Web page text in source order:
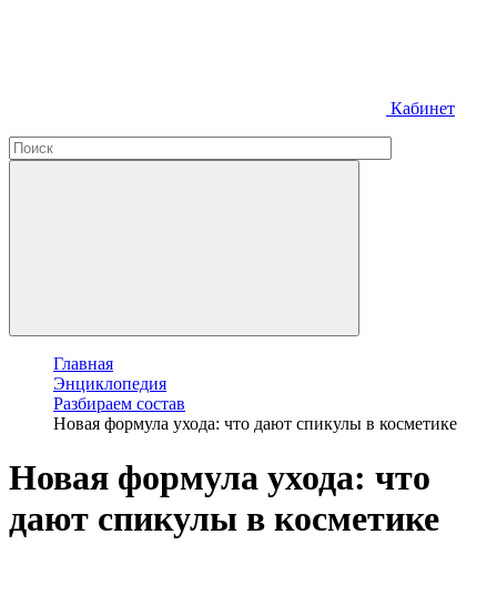
Кабинет
Главная
Энциклопедия
Разбираем состав
Новая формула ухода: что дают спикулы в косметике
Новая формула ухода: что
дают спикулы в косметике